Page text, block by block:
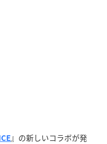
』の新しいコラボが発